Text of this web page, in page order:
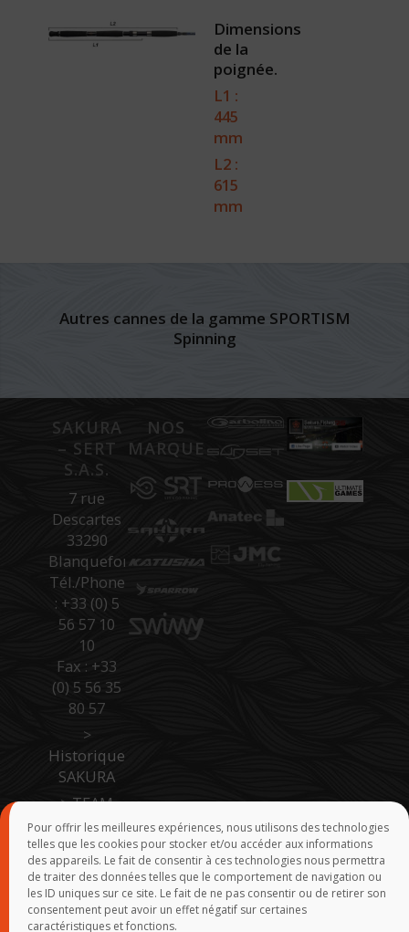
Pour offrir les meilleures expériences, nous utilisons des technologies
telles que les cookies pour stocker et/ou accéder aux informations
des appareils. Le fait de consentir à ces technologies nous permettra
de traiter des données telles que le comportement de navigation ou
les ID uniques sur ce site. Le fait de ne pas consentir ou de retirer son
consentement peut avoir un effet négatif sur certaines
caractéristiques et fonctions.
Dimensions
de la
poignée.
L1 :
445
mm
L2 :
615
mm
Autres cannes de la gamme SPORTISM
Spinning
SAKURA
– SERT
S.A.S.
7 rue
Descartes
33290
Blanquefort
Tél./Phone
: +33 (0) 5
56 57 10
10
Fax : +33
(0) 5 56 35
80 57
>
Historique
SAKURA
>TEAM
SAKURA
>Accès
Pro Site B
to B
>Force de
NOS
MARQUES